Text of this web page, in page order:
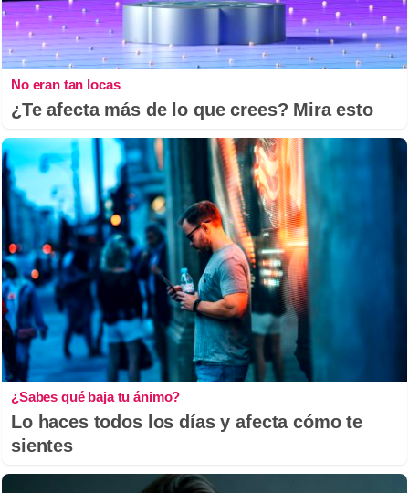
No eran tan locas
¿Te afecta más de lo que crees? Mira esto
¿Sabes qué baja tu ánimo?
Lo haces todos los días y afecta cómo te
sientes